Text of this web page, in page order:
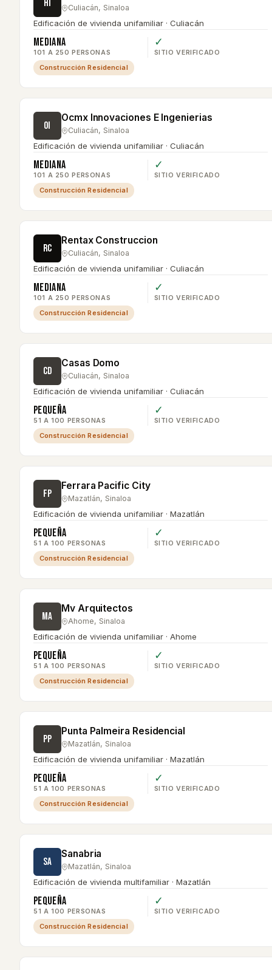
HI Culiacán, Sinaloa
Edificación de vivienda unifamiliar · Culiacán
Mediana
101 A 250 PERSONAS
✓
SITIO VERIFICADO
Construcción Residencial
OI
Ocmx Innovaciones E Ingenierias
Culiacán, Sinaloa
Edificación de vivienda unifamiliar · Culiacán
Mediana
101 A 250 PERSONAS
✓
SITIO VERIFICADO
Construcción Residencial
RC
Rentax Construccion
Culiacán, Sinaloa
Edificación de vivienda unifamiliar · Culiacán
Mediana
101 A 250 PERSONAS
✓
SITIO VERIFICADO
Construcción Residencial
CD
Casas Domo
Culiacán, Sinaloa
Edificación de vivienda unifamiliar · Culiacán
Pequeña
51 A 100 PERSONAS
✓
SITIO VERIFICADO
Construcción Residencial
FP
Ferrara Pacific City
Mazatlán, Sinaloa
Edificación de vivienda unifamiliar · Mazatlán
Pequeña
51 A 100 PERSONAS
✓
SITIO VERIFICADO
Construcción Residencial
MA
Mv Arquitectos
Ahome, Sinaloa
Edificación de vivienda unifamiliar · Ahome
Pequeña
51 A 100 PERSONAS
✓
SITIO VERIFICADO
Construcción Residencial
PP
Punta Palmeira Residencial
Mazatlán, Sinaloa
Edificación de vivienda unifamiliar · Mazatlán
Pequeña
51 A 100 PERSONAS
✓
SITIO VERIFICADO
Construcción Residencial
SA
Sanabria
Mazatlán, Sinaloa
Edificación de vivienda multifamiliar · Mazatlán
Pequeña
51 A 100 PERSONAS
✓
SITIO VERIFICADO
Construcción Residencial